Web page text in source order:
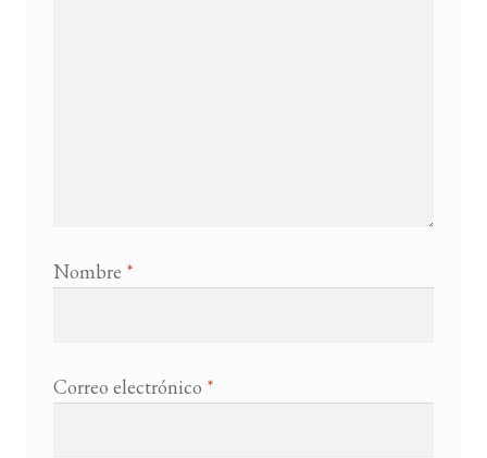
Nombre *
Correo electrónico *